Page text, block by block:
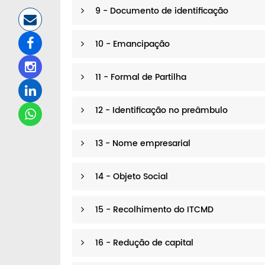
9 - Documento de identificação
10 - Emancipação
11 - Formal de Partilha
12 - Identificação no preâmbulo
13 - Nome empresarial
14 - Objeto Social
15 - Recolhimento do ITCMD
16 - Redução de capital